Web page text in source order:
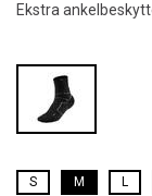
Ekstra
S M L